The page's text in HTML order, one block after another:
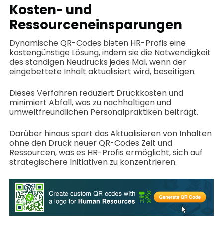
Kosten- und
Ressourceneinsparungen
Dynamische QR-Codes bieten HR-Profis eine
kostengünstige Lösung, indem sie die Notwendigkeit
des ständigen Neudrucks jedes Mal, wenn der
eingebettete Inhalt aktualisiert wird, beseitigen.
Dieses Verfahren reduziert Druckkosten und
minimiert Abfall, was zu nachhaltigen und
umweltfreundlichen Personalpraktiken beiträgt.
Darüber hinaus spart das Aktualisieren von Inhalten
ohne den Druck neuer QR-Codes Zeit und
Ressourcen, was es HR-Profis ermöglicht, sich auf
strategischere Initiativen zu konzentrieren.